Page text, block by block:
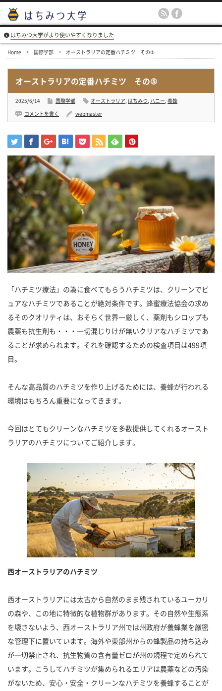
はちみつ大学がより使いやすくなりました
Home 国際学部 オーストラリアの定番ハチミツ その⑤
オーストラリアの定番ハチミツ その⑤
2025/6/14 国際学部 オーストラリア, はちみつ, ハニー, 養蜂
コメントを書く
webmaster
「ハチミツ療法」の為に食べてもらうハチミツは、クリーンでピ
ュアなハチミツであることが絶対条件です。蜂蜜療法協会の求め
るそのクオリティは、おそらく世界一厳しく、薬剤もシロップも
農薬も抗生剤も・・・一切混じりけが無いクリアなハチミツであ
ることが求められます。それを確認するための検査項目は499項
目。
そんな高品質のハチミツを作り上げるためには、養蜂が行われる
環境はもちろん重要になってきます。
今回はとてもクリーンなハチミツを多数提供してくれるオースト
ラリアのハチミツについてご紹介します。
西オーストラリアのハチミツ
西オーストラリアには太古から自然のまま残されているユーカリ
の森や、この地に特徴的な植物群があります。その自然や生態系
を壊さないよう、西オーストラリア州では州政府が養蜂業を厳密
な管理下に置いています。海外や東部州からの蜂製品の持ち込み
が一切禁止され、抗生物質の含有量ゼロが州の規程で定められて
います。こうしてハチミツが集められるエリアは農薬などの汚染
がないため、安心・安全・クリーンなハチミツを養蜂することが